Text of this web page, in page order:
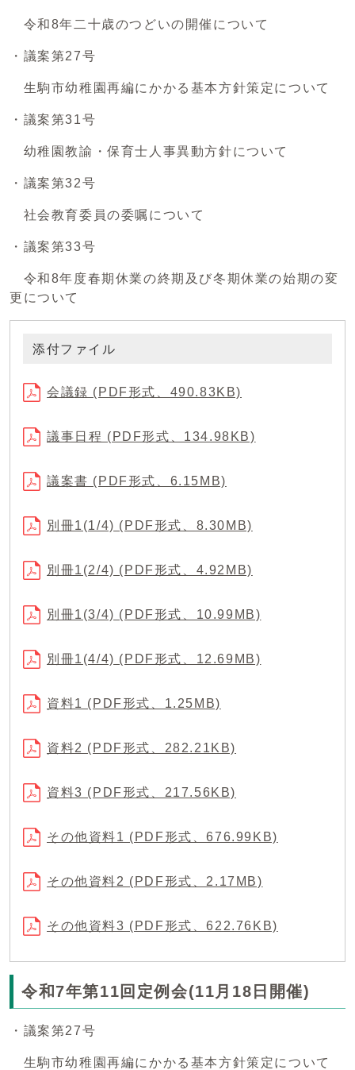
令和8年二十歳のつどいの開催について
・議案第27号
生駒市幼稚園再編にかかる基本方針策定について
・議案第31号
幼稚園教諭・保育士人事異動方針について
・議案第32号
社会教育委員の委嘱について
・議案第33号
令和8年度春期休業の終期及び冬期休業の始期の変
更について
添付ファイル
会議録 (PDF形式、490.83KB)
議事日程 (PDF形式、134.98KB)
議案書 (PDF形式、6.15MB)
別冊1(1/4) (PDF形式、8.30MB)
別冊1(2/4) (PDF形式、4.92MB)
別冊1(3/4) (PDF形式、10.99MB)
別冊1(4/4) (PDF形式、12.69MB)
資料1 (PDF形式、1.25MB)
資料2 (PDF形式、282.21KB)
資料3 (PDF形式、217.56KB)
その他資料1 (PDF形式、676.99KB)
その他資料2 (PDF形式、2.17MB)
その他資料3 (PDF形式、622.76KB)
令和7年第11回定例会(11月18日開催)
・議案第27号
生駒市幼稚園再編にかかる基本方針策定について